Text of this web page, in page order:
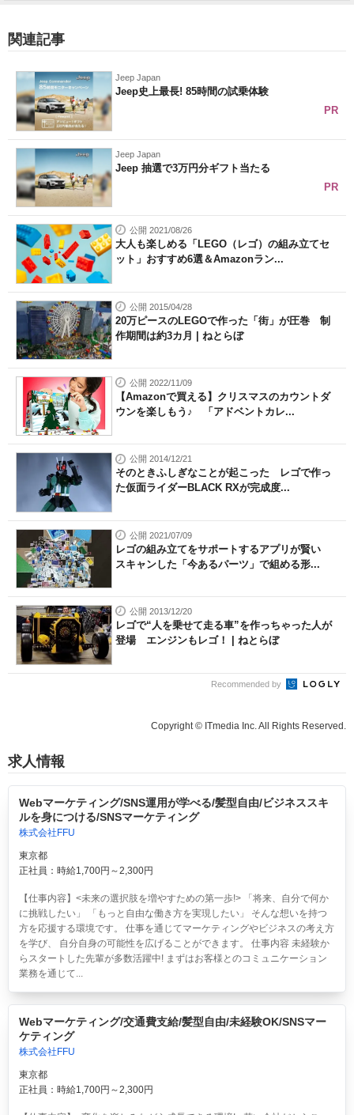
関連記事
Jeep Japan
Jeep史上最長! 85時間の試乗体験
PR
Jeep Japan
Jeep 抽選で3万円分ギフト当たる
PR
公開 2021/08/26
大人も楽しめる「LEGO（レゴ）の組み立てセ
ット」おすすめ6選＆Amazonラン...
公開 2015/04/28
20万ピースのLEGOで作った「街」が圧巻 制
作期間は約3カ月 | ねとらぼ
公開 2022/11/09
【Amazonで買える】クリスマスのカウントダ
ウンを楽しもう♪ 「アドベントカレ...
公開 2014/12/21
そのときふしぎなことが起こった レゴで作っ
た仮面ライダーBLACK RXが完成度...
公開 2021/07/09
レゴの組み立てをサポートするアプリが賢い
スキャンした「今あるパーツ」で組める形...
公開 2013/12/20
レゴで“人を乗せて走る車”を作っちゃった人が
登場 エンジンもレゴ！ | ねとらぼ
Recommended by
Copyright © ITmedia Inc. All Rights Reserved.
求人情報
Webマーケティング/SNS運用が学べる/髪型自由/ビジネススキ
ルを身につける/SNSマーケティング
株式会社FFU
東京都
正社員：時給1,700円～2,300円
【仕事内容】<未来の選択肢を増やすための第一歩!> 「将来、自分で何か
に挑戦したい」 「もっと自由な働き方を実現したい」 そんな想いを持つ
方を応援する環境です。 仕事を通じてマーケティングやビジネスの考え方
を学び、 自分自身の可能性を広げることができます。 仕事内容 未経験か
らスタートした先輩が多数活躍中! まずはお客様とのコミュニケーション
業務を通じて...
Webマーケティング/交通費支給/髪型自由/未経験OK/SNSマー
ケティング
株式会社FFU
東京都
正社員：時給1,700円～2,300円